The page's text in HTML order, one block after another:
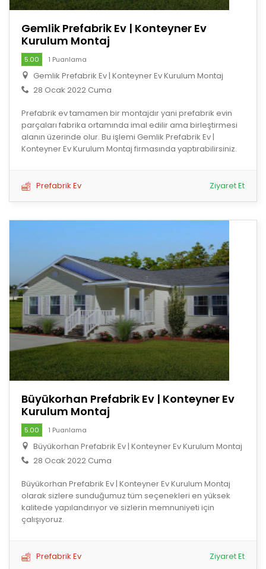
Gemlik Prefabrik Ev | Konteyner Ev
Kurulum Montaj
5.00 1 Puanlama
Gemlik Prefabrik Ev | Konteyner Ev Kurulum Montaj
28 Ocak 2022 Cuma
Prefabrik ev tamamen bir montajdır yani prefabrik evin
parçaları fabrika ortamında imal edilir ama birleştirmesi
alanın üzerinde olur. Bu işlemi Gemlik Prefabrik Ev |
Konteyner Ev Kurulum Montaj firmasında yaptırabilirsiniz.
Prefabrik Ev Ziyaret Et
Büyükorhan Prefabrik Ev | Konteyner Ev
Kurulum Montaj
5.00 1 Puanlama
Büyükorhan Prefabrik Ev | Konteyner Ev Kurulum Montaj
28 Ocak 2022 Cuma
Büyükorhan Prefabrik Ev | Konteyner Ev Kurulum Montaj
olarak sizlere sunduğumuz tüm seçenekleri en yüksek
kalitede yapılandırıyor ve sizlerin memnuniyeti için
çalışıyoruz.
Prefabrik Ev Ziyaret Et